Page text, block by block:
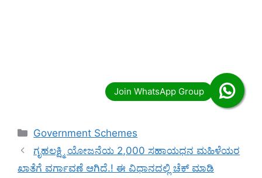
Categories
Government Schemes
ಗೃಹಲಕ್ಷ್ಮಿ ಯೋಜನೆಯ 2,000 ಸಹಾಯಧನ ಮಹಿಳೆಯರ
ಖಾತೆಗೆ ವರ್ಗಾವಣೆ ಆಗಿದೆ.! ಈ ವಿಧಾನದಲ್ಲಿ ಚೆಕ್ ಮಾಡಿ